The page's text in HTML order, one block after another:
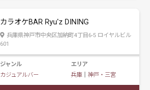
カラオケBAR Ryu'z DINING
兵庫県神戸市中央区加納町4丁目6-5 ロイヤルビル
601
ジャンル
カジュアルバー
エリア
兵庫｜ 神戸・三宮